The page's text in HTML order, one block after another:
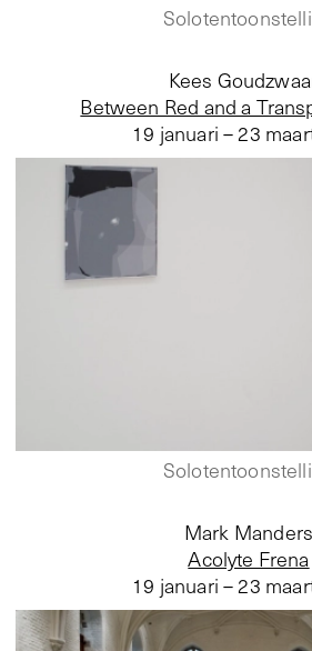
Between Red and a
Kees
19 januari – 23
Acolyte Frena
Mark Manders
19 januari – 23